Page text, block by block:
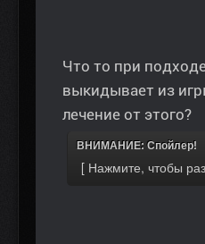
Что то при
выкидывает из
лечение от этого?
ВНИМАНИЕ: Спойлер!